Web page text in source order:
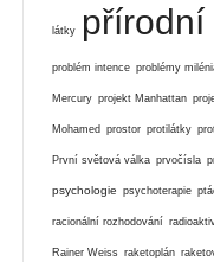
látky přírodní
problém intence problémy
Mercury projekt Manhattan
Mohamed prostor protilátky
První světová válka prvočísla
psychologie psychoterapie
racionální rozhodování
Rainer Weiss raketoplán